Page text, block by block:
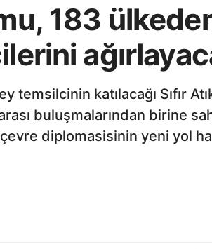
183
temsilcinin katılacağı Sıfır
buluşmalarından birine
diplomasisinin yeni yol